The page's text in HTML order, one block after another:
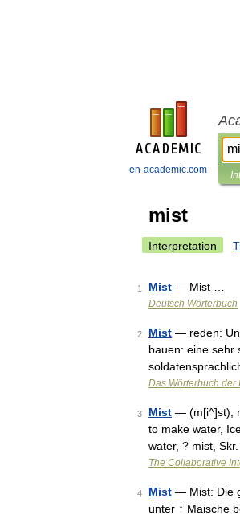
en-academic.com
mist
Interpretation
1 Mist — Mist …
Deutsch Wörterbuch
2 Mist — reden:
bauen: eine sehr
Das Wörterbuch der
3 Mist — (m[i^]st),
to make water,
water, ? mist,
The Collaborative
4 Mist — Mist: Die
unter ↑ Maische